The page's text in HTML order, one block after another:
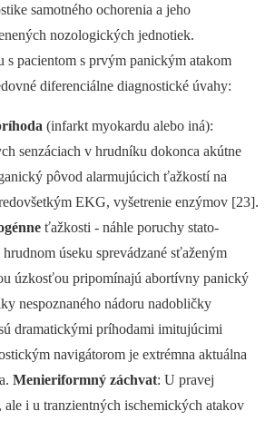
samotného ochorenia a jeho
nozologických jednotiek.
s pacientom s prvým panickým atakom
diferenciálne diagnostické úvahy:
(infarkt myokardu alebo iná):
senzáciach v hrudníku dokonca akútne
pôvod alarmujúcich ťažkostí na
EKG, vyšetrenie enzýmov [23].
ťažkosti -⁠ náhle poruchy stato-
úseku sprevádzané sťaženým
úzkosťou pripomínajú abortívny panický
nespoznaného nádoru nadobličky
dramatickými príhodami imitujúcimi
navigátorom je extrémna aktuálna
Menieriformný záchvat: U pravej
i u tranzientných ischemických atakov